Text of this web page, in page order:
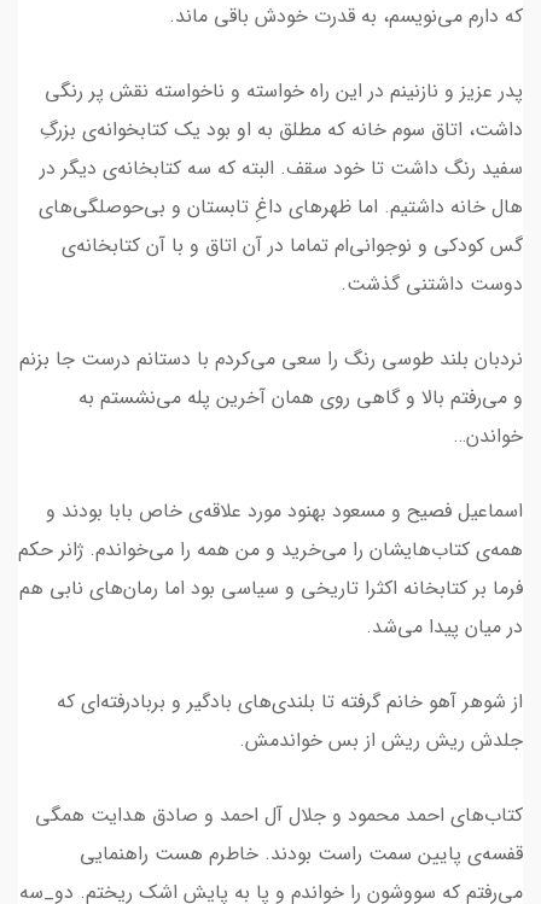
که دارم می‌نویسم، به قدرت خودش باقی ماند.
پدر عزیز و نازنینم در این راه خواسته و ناخواسته نقش پر رنگی
داشت، اتاق سوم خانه که مطلق به او بود یک کتابخوانه‌ی بزرگِ
سفید رنگ داشت تا خود سقف. البته که سه کتابخانه‌ی دیگر در
هال خانه داشتیم. اما ظهرهای داغِ تابستان و بی‌حوصلگی‌های
گس کودکی و نوجوانی‌ام تماما در آن اتاق و با آن کتابخانه‌ی
دوست داشتنی گذشت.
نردبان بلند طوسی رنگ را سعی می‌کردم با دستانم درست جا بزنم
و می‌رفتم بالا و گاهی روی همان آخرین پله می‌نشستم به
خواندن…
اسماعیل فصیح و مسعود بهنود مورد علاقه‌ی خاص بابا بودند و
همه‌ی کتاب‌هایشان را می‌خرید و من همه را می‌خواندم. ژانر حکم
فرما بر کتابخانه اکثرا تاریخی و سیاسی بود اما رمان‌های نابی هم
در میان پیدا می‌شد.
از شوهر آهو خانم گرفته تا بلندی‌های بادگیر و بربادرفته‌ای که
جلدش ریش ریش از بس خواندمش.
کتاب‌های احمد محمود و جلال آل احمد و صادق هدایت همگی
قفسه‌ی پایین سمت راست بودند. خاطرم هست راهنمایی
می‌رفتم که سووشون را خواندم و‌ پا به پایش اشک ریختم. دو_سه